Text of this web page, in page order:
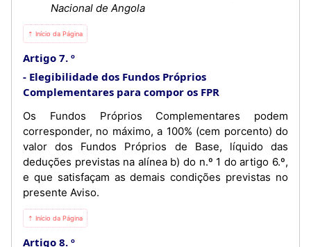
Nacional de Angola
⇡ Início da Página
Artigo 7. º
Elegibilidade dos Fundos Próprios
Complementares para compor os FPR
Os Fundos Próprios Complementares podem
corresponder, no máximo, a 100% (cem porcento) do
valor dos Fundos Próprios de Base, líquido das
deduções previstas na alínea b) do n.º 1 do artigo 6.º,
e que satisfaçam as demais condições previstas no
presente Aviso.
⇡ Início da Página
Artigo 8. º